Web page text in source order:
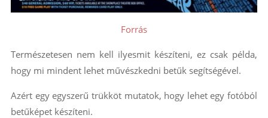
Forrás
Természetesen nem kell ilyesmit készíteni, ez csak példa,
hogy mi mindent lehet művészkedni betűk segítségével.
Azért egy egyszerű trükköt mutatok, hogy lehet egy fotóból
betűképet készíteni.